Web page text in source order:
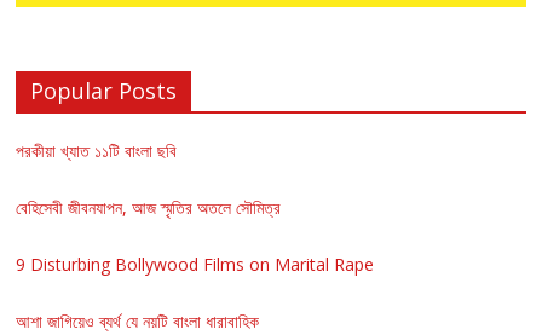
Popular Posts
পরকীয়া খ্যাত ১১টি বাংলা ছবি
বেহিসেবী জীবনযাপন, আজ স্মৃতির অতলে সৌমিত্র
9 Disturbing Bollywood Films on Marital Rape
আশা জাগিয়েও ব্যর্থ যে নয়টি বাংলা ধারাবাহিক